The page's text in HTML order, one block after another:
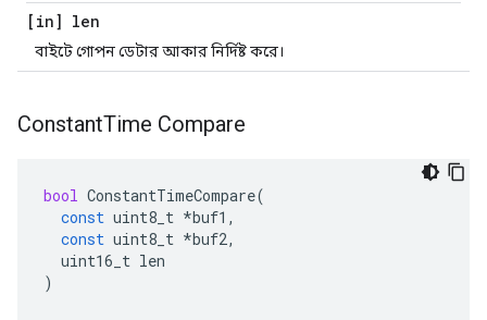
[in] len
বাইটে গোপন ডেটার আকার নির্দিষ্ট করে।
ConstantTime Compare
bool ConstantTimeCompare(
const uint8_t *buf1 ,
const uint8_t *buf2,
uint16_t len
)